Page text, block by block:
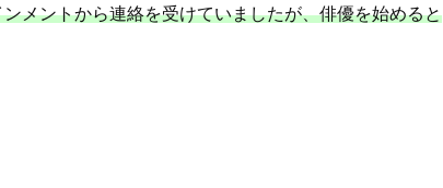
メントから連絡を受けていましたが、俳優を始めると